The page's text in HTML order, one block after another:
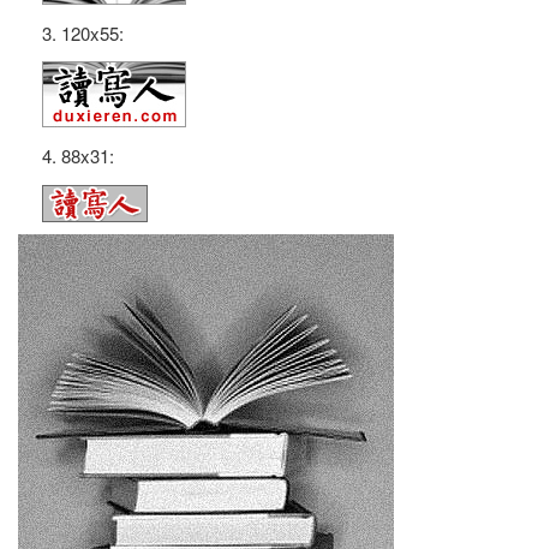
3. 120x55:
4. 88x31: